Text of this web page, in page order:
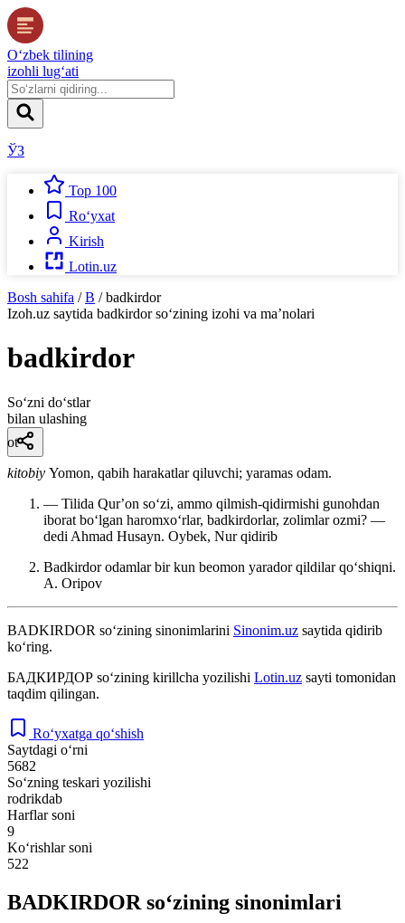
O‘zbek tilining
izohli lug‘ati
ЎЗ
Top 100
Ro‘yxat
Kirish
Lotin.uz
Bosh sahifa / B / badkirdor
Izoh.uz saytida badkirdorso‘zining izohi va ma’nolari
badkirdor
So‘zni do‘stlar
bilan ulashing
ot
kitobiy Yomon, qabih harakatlar qiluvchi; yaramas odam.
— Tilida Qurʼon soʻzi, ammo qilmish-qidirmishi gunohdan
iborat boʻlgan haromxoʻrlar, badkirdorlar, zolimlar ozmi? —
dedi Ahmad Husayn. Oybek, Nur qidirib
Badkirdor odamlar bir kun beomon yarador qildilar qoʻshiqni.
A. Oripov
BADKIRDOR so‘zining sinonimlarini Sinonim.uz saytida qidirib
ko‘ring.
БАДКИРДОР so‘zining kirillcha yozilishi Lotin.uz sayti tomonidan
taqdim qilingan.
Ro‘yxatga qo‘shish
Saytdagi o‘rni
5682
So‘zning teskari yozilishi
rodrikdab
Harflar soni
9
Ko‘rishlar soni
522
BADKIRDOR so‘zining sinonimlari